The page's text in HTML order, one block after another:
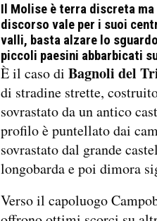
Il Molise è terra discreta
discorso vale per i suoi
valli, basta alzare lo
piccoli paesini abbarbicati
È il caso di Bagnoli del
di stradine strette,
sovrastato da un antico
profilo è puntellato dai
sovrastato dal grande
longobarda e poi dimora
Verso il capoluogo